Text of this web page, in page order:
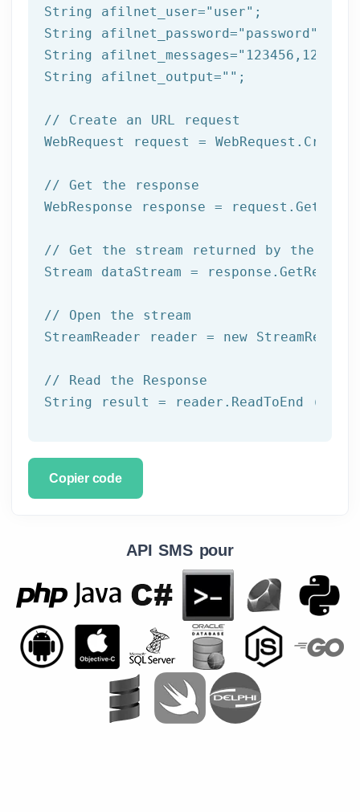
String afilnet_user="user" ;
String afilnet_password="password"
String afilnet_messages=
String afilnet_output="" ;
// Create an URL request
WebRequest request = WebRequest.Create(
// Get the response
WebResponse response =
// Get the stream returned by the
Stream dataStream =
// Open the stream
StreamReader reader = new
// Read the Response
String result = reader.ReadToEnd ();
Copier code
API SMS pour